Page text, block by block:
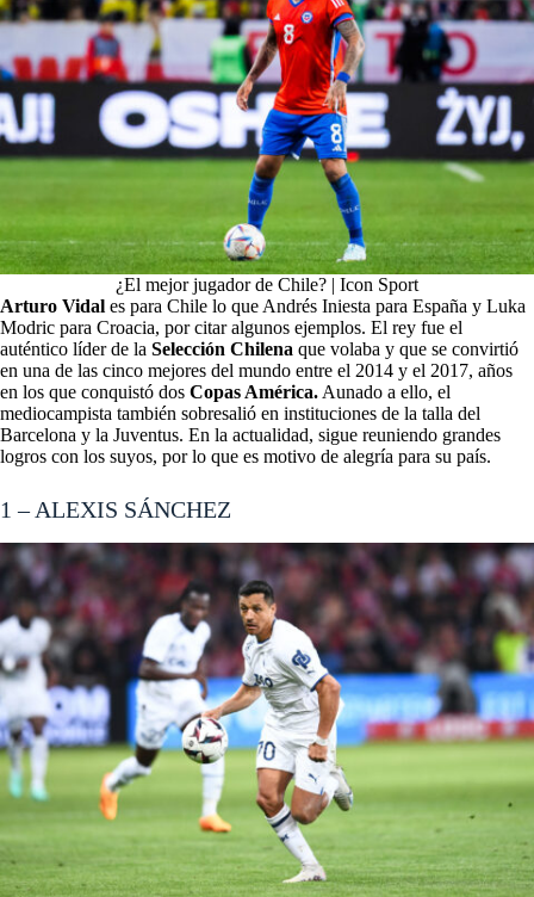
¿El mejor jugador de Chile? | Icon Sport
Arturo Vidal es para Chile lo que Andrés Iniesta para España y Luka
Modric para Croacia, por citar algunos ejemplos. El rey fue el
auténtico líder de la Selección Chilena que volaba y que se convirtió
en una de las cinco mejores del mundo entre el 2014 y el 2017, años
en los que conquistó dos Copas América. Aunado a ello, el
mediocampista también sobresalió en instituciones de la talla del
Barcelona y la Juventus. En la actualidad, sigue reuniendo grandes
logros con los suyos, por lo que es motivo de alegría para su país.
1 – ALEXIS SÁNCHEZ